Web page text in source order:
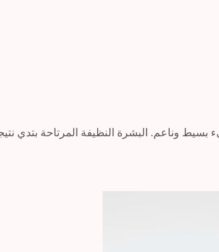
وناعم. البشرة النظيفة المرتاحة بتدي